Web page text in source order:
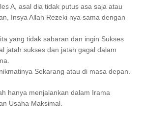
A, asal dia tidak putus asa saja atau
Insya Allah Rezeki nya sama dengan
yang tidak sabaran dan ingin Sukses
jatah sukses dan jatah gagal dalam
Sekarang atau di masa depan.
hanya menjalankan dalam Irama
Usaha Maksimal.